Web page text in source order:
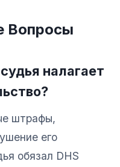
Вопросы
налагает
штрафы,
его
обязал DHS